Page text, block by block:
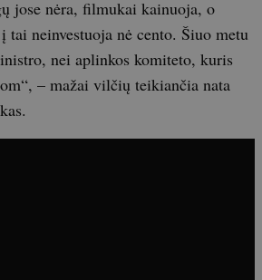
jose nėra, filmukai kainuoja, o
neinvestuoja nė cento. Šiuo metu
nei aplinkos komiteto, kuris
– mažai vilčių teikiančia nata